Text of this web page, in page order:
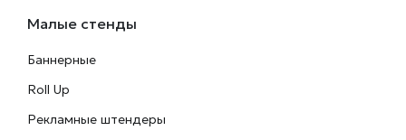
Малые стенды
Баннерные
Roll Up
Рекламные штендеры